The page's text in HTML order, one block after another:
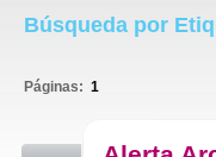
Búsqueda por
Páginas: 1